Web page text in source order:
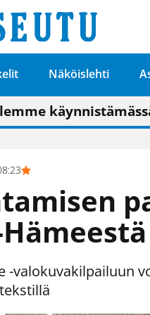
Näköislehti
vaihtumisen
kunnantalo
on totuttu
-valokuvakilpailuun